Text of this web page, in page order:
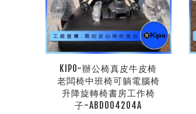
KIPO-辦公椅真皮牛皮椅
老闆椅中班椅可躺電腦椅
升降旋轉椅書房工作椅
子-ABD004204A